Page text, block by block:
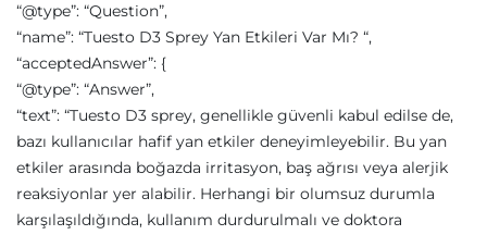
“@type”: “Question”,
“name”: “Tuesto D3 Sprey Yan Etkileri Var Mı? “,
“acceptedAnswer”: {
“@type”: “Answer”,
“text”: “Tuesto D3 sprey, genellikle güvenli kabul edilse de,
bazı kullanıcılar hafif yan etkiler deneyimleyebilir. Bu yan
etkiler arasında boğazda irritasyon, baş ağrısı veya alerjik
reaksiyonlar yer alabilir. Herhangi bir olumsuz durumla
karşılaşıldığında, kullanım durdurulmalı ve doktora